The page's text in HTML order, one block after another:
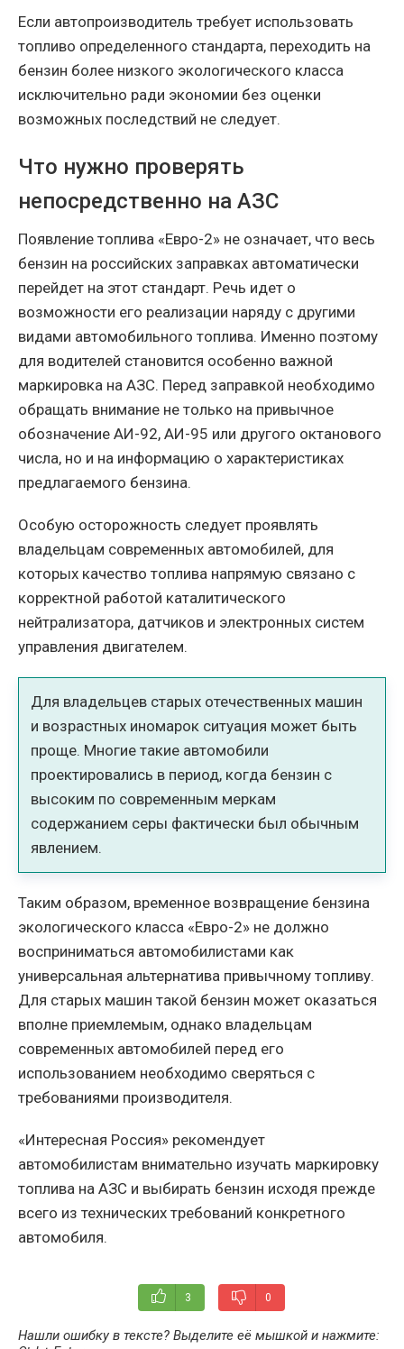
Если автопроизводитель требует использовать
топливо определенного стандарта, переходить на
бензин более низкого экологического класса
исключительно ради экономии без оценки
возможных последствий не следует.
Что нужно проверять
непосредственно на АЗС
Появление топлива «Евро-2» не означает, что весь
бензин на российских заправках автоматически
перейдет на этот стандарт. Речь идет о
возможности его реализации наряду с другими
видами автомобильного топлива. Именно поэтому
для водителей становится особенно важной
маркировка на АЗС. Перед заправкой необходимо
обращать внимание не только на привычное
обозначение АИ-92, АИ-95 или другого октанового
числа, но и на информацию о характеристиках
предлагаемого бензина.
Особую осторожность следует проявлять
владельцам современных автомобилей, для
которых качество топлива напрямую связано с
корректной работой каталитического
нейтрализатора, датчиков и электронных систем
управления двигателем.
Для владельцев старых отечественных машин
и возрастных иномарок ситуация может быть
проще. Многие такие автомобили
проектировались в период, когда бензин с
высоким по современным меркам
содержанием серы фактически был обычным
явлением.
Таким образом, временное возвращение бензина
экологического класса «Евро-2» не должно
восприниматься автомобилистами как
универсальная альтернатива привычному топливу.
Для старых машин такой бензин может оказаться
вполне приемлемым, однако владельцам
современных автомобилей перед его
использованием необходимо сверяться с
требованиями производителя.
«Интересная Россия» рекомендует
автомобилистам внимательно изучать маркировку
топлива на АЗС и выбирать бензин исходя прежде
всего из технических требований конкретного
автомобиля.
3 0
Нашли ошибку в тексте? Выделите её мышкой и нажмите: